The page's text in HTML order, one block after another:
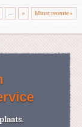
... » Minst recente »
plaats.